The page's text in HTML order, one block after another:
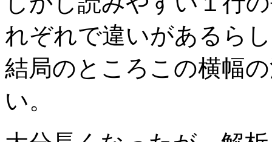
れぞれで違いがあるら
結局のところこの横幅
い。